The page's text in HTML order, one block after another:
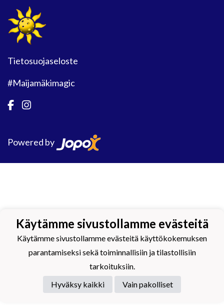
Tietosuojaseloste
#Maijamäkimagic
Powered by
Käytämme sivustollamme evästeitä
Käytämme sivustollamme evästeitä käyttökokemuksen
parantamiseksi sekä toiminnallisiin ja tilastollisiin
tarkoituksiin.
Hyväksy kaikki
Vain pakolliset